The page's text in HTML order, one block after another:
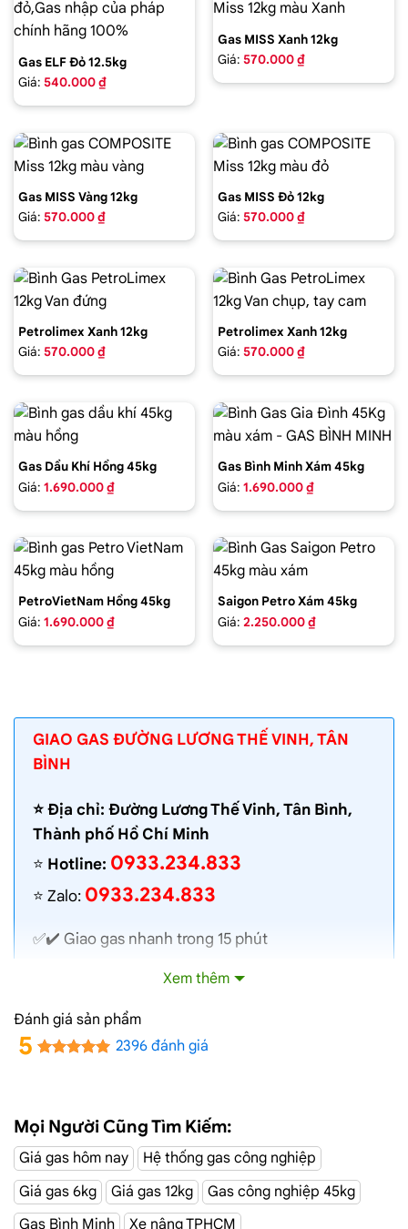
Gas ELF Đỏ 12.5kg
Giá: 540.000 ₫
Gas MISS Xanh 12kg
Giá: 570.000 ₫
Gas MISS Vàng 12kg
Giá: 570.000 ₫
Gas MISS Đỏ 12kg
Giá: 570.000 ₫
Petrolimex Xanh 12kg
Giá: 570.000 ₫
Petrolimex Xanh 12kg
Giá: 570.000 ₫
Gas Dầu Khí Hồng 45kg
Giá: 1.690.000 ₫
Gas Bình Minh Xám 45kg
Giá: 1.690.000 ₫
PetroVietNam Hồng 45kg
Giá: 1.690.000 ₫
Saigon Petro Xám 45kg
Giá: 2.250.000 ₫
GIAO GAS ĐƯỜNG LƯƠNG THẾ VINH, TÂN
BÌNH
⭐️ Địa chỉ: Đường Lương Thế Vinh, Tân Bình,
Thành phố Hồ Chí Minh
⭐️ Hotline: 0933.234.833
⭐️ Zalo: 0933.234.833
✅✔️ Giao gas nhanh trong 15 phút
✅✔️ Gas đủ ký, chất lượng cao, bình gas được
kiểm định định kỳ
✅✔️ Bán gas đúng giá niêm yết trên web
✅✔️ Giao gas và lắp đặt miễn phí
Dịch Vụ Giao Gas Tận NơiĐường Lương
Thế Vinh, Tân Bình
Xem thêm
Đánh giá sản phẩm
5 2396 đánh giá
Mọi Người Cũng Tìm Kiếm:
Giá gas hôm nay
Hệ thống gas công nghiệp
Giá gas 6kg
Giá gas 12kg
Gas công nghiệp 45kg
Gas Bình Minh
Xe nâng TPHCM